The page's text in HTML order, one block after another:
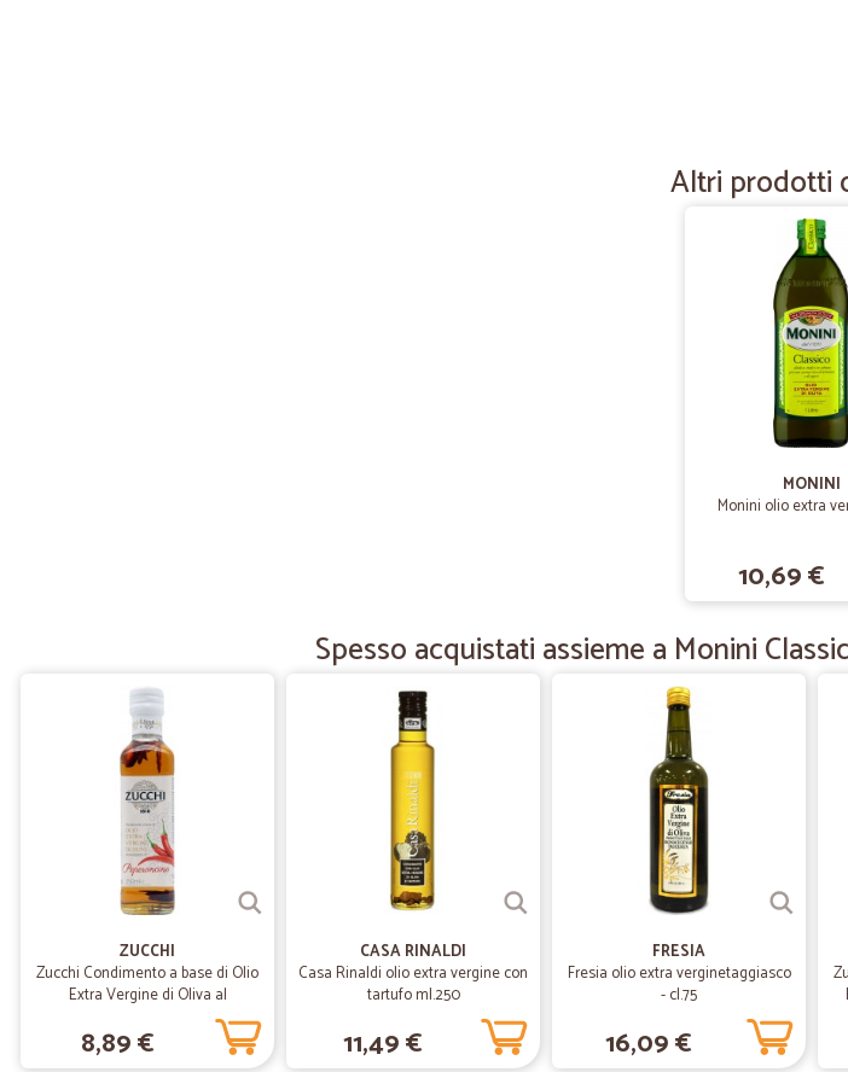
Altri prodotti
MONINI
Monini olio extra
10,69 €
Spesso acquistati assieme a Monini
ZUCCHI
Zucchi Condimento a base di Olio
Extra Vergine di Oliva al
8,89 €
CASA RINALDI
Casa Rinaldi olio extra vergine con
tartufo ml.250
11,49 €
FRESIA
Fresia olio extra verginetaggiasco
- cl.75
16,09 €